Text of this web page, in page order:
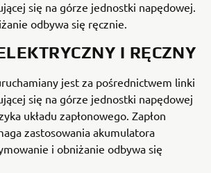
się na górze jednostki napędowej.
odbywa się ręcznie.
I RĘCZNY
jest za pośrednictwem linki
się na górze jednostki napędowej
układu zapłonowego. Zapłon
zastosowania akumulatora
i obniżanie odbywa się